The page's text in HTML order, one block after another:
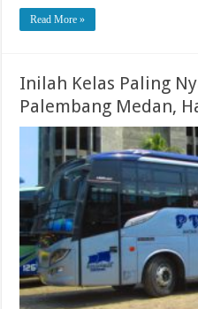
Read More »
Inilah Kelas Paling
Palembang Medan,